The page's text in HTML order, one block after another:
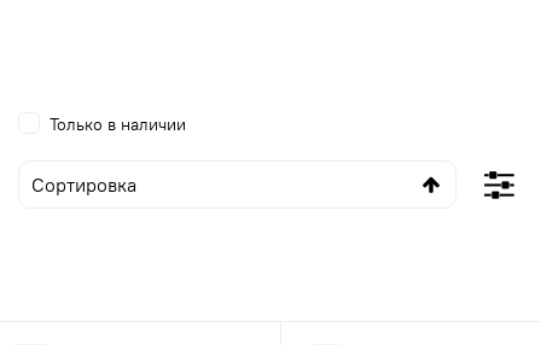
Только в наличии